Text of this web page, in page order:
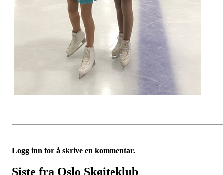
Logg inn for å skrive en kommentar.
Siste fra Oslo Skøiteklub